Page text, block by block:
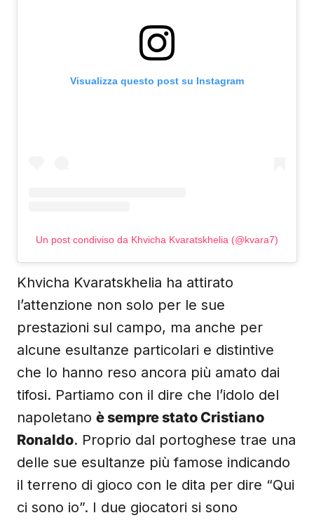
Visualizza questo post su Instagram
Un post condiviso da Khvicha Kvaratskhelia (@kvara7)
Khvicha Kvaratskhelia ha attirato
l’attenzione non solo per le sue
prestazioni sul campo, ma anche per
alcune esultanze particolari e distintive
che lo hanno reso ancora più amato dai
tifosi. Partiamo con il dire che l’idolo del
napoletano è sempre stato Cristiano
Ronaldo. Proprio dal portoghese trae una
delle sue esultanze più famose indicando
il terreno di gioco con le dita per dire “Qui
ci sono io”. I due giocatori si sono